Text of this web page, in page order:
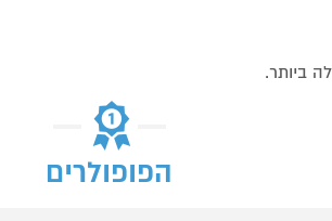
ביותר.
הפופולרים